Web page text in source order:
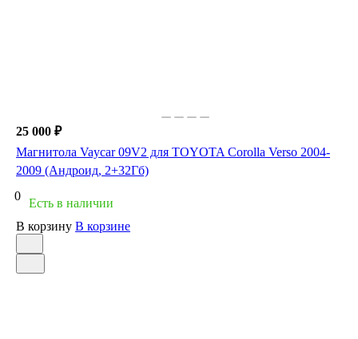
25 000 ₽
Магнитола Vaycar 09V2 для TOYOTA Corolla Verso 2004-
2009 (Андроид, 2+32Гб)
0
Есть в наличии
В корзину В корзине